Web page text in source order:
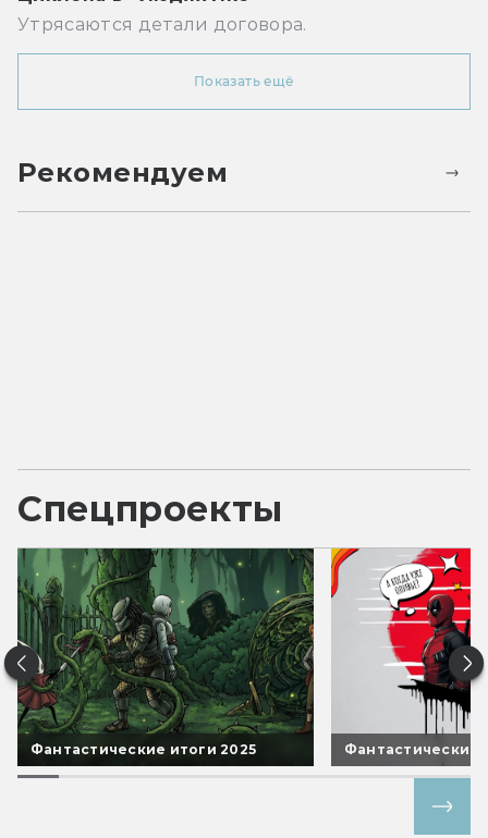
Утрясаются детали договора.
Показать ещё
Рекомендуем
Спецпроекты
Фантастические итоги 2025 Фантастические